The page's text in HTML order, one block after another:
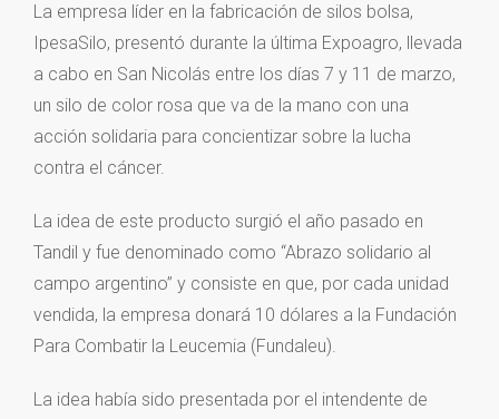
La empresa líder en la fabricación de silos bolsa,
IpesaSilo, presentó durante la última Expoagro, llevada
a cabo en San Nicolás entre los días 7 y 11 de marzo,
un silo de color rosa que va de la mano con una
acción solidaria para concientizar sobre la lucha
contra el cáncer.
La idea de este producto surgió el año pasado en
Tandil y fue denominado como “Abrazo solidario al
campo argentino” y consiste en que, por cada unidad
vendida, la empresa donará 10 dólares a la Fundación
Para Combatir la Leucemia (Fundaleu).
La idea había sido presentada por el intendente de